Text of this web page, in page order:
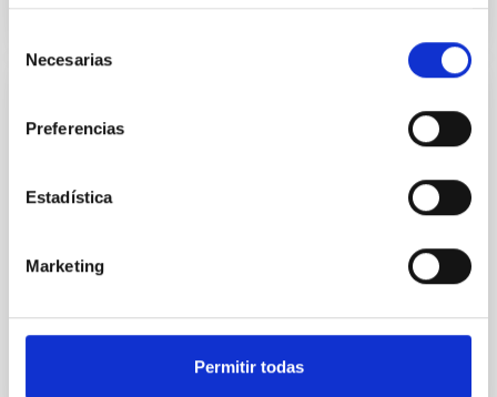
Necesarias
Preferencias
Estadística
Marketing
Permitir todas
Research Infrastructures in the European
Research Area
Con la próxima Hoja de ruta de las Infraestructuras
de Investigación Europeas (ESFRI, de sus siglas en